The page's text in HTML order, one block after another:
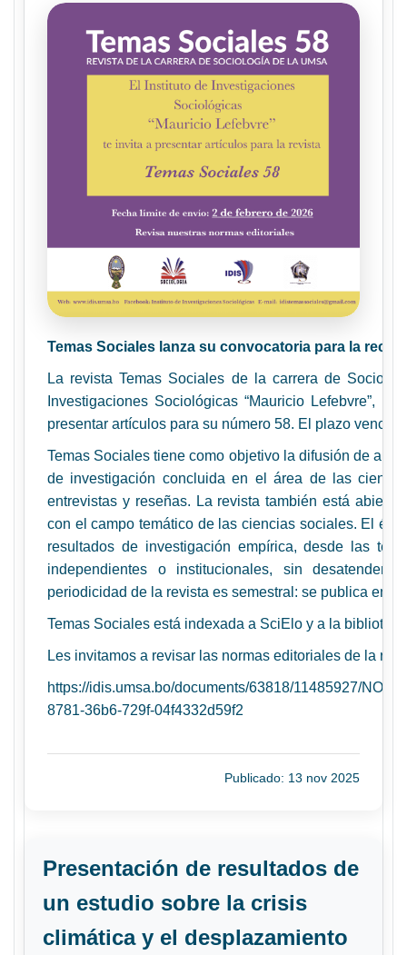
Temas Sociales lanza su convocatoria para la
La revista Temas Sociales de la carrera de
Investigaciones Sociológicas “Mauricio Lefebvre”,
presentar artículos para su número 58. El plazo vence
Temas Sociales tiene como objetivo la difusión de
de investigación concluida en el área de las
entrevistas y reseñas. La revista también está
con el campo temático de las ciencias sociales. El
resultados de investigación empírica, desde las
independientes o institucionales, sin desatender
periodicidad de la revista es semestral: se publica en
Temas Sociales está indexada a SciElo y a la
Les invitamos a revisar las normas editoriales de la
https://idis.umsa.bo/documents/63818/11485927/
8781-36b6-729f-04f4332d59f2
Publicado: 13 nov 2025
Presentación de resultados de
un estudio sobre la crisis
climática y el desplazamiento